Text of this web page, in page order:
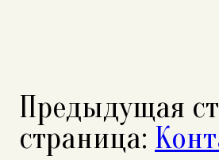
Предыдущая
страница: